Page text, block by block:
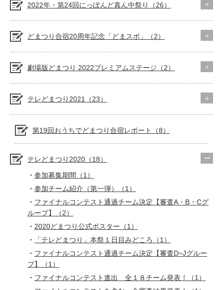
2022年・第24回にっぽんど真ん中祭り（26）
どまつり合宿20周年記念「どまスポ」（2）
劇場版どまつり 2022プレミアムステージ（2）
テレどまつり2021（23）
第19回おうちでどまつり合宿レポート（8）
テレどまつり2020（18）
参加募集期間（1）
参加チーム紹介（第一弾）（1）
ファイナルコンテスト通過チーム決定【審査A・B・Cグ
ループ】（2）
2020どまつり公式ポスター（1）
「テレどまつり」本祭１日目みどころ（1）
ファイナルコンテスト通過チーム決定【審査D~Jグルー
プ】（1）
ファイナルコンテスト進出 全１８チーム発表！（1）